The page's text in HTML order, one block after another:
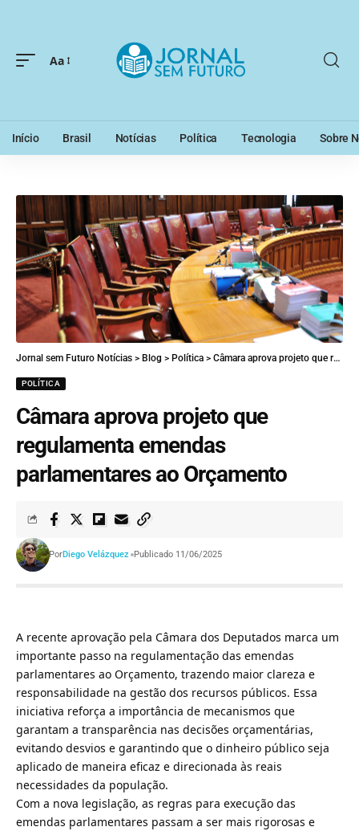
Aa
Início Brasil Notícias Política Tecnologia Sobre
Jornal sem Futuro Notícias > Blog > Política > Câmara aprova projeto que regulamenta emendas parlamentares ao Orçamento
POLÍTICA
Câmara aprova projeto que
regulamenta emendas
parlamentares ao Orçamento
PorDiego Velázquez Publicado 11/06/2025
A recente aprovação pela Câmara dos Deputados marca um
importante passo na regulamentação das emendas
parlamentares ao Orçamento, trazendo maior clareza e
responsabilidade na gestão dos recursos públicos. Essa
iniciativa reforça a importância de mecanismos que
garantam a transparência nas decisões orçamentárias,
evitando desvios e garantindo que o dinheiro público seja
aplicado de maneira eficaz e direcionada às reais
necessidades da população.
Com a nova legislação, as regras para execução das
emendas parlamentares passam a ser mais rigorosas e